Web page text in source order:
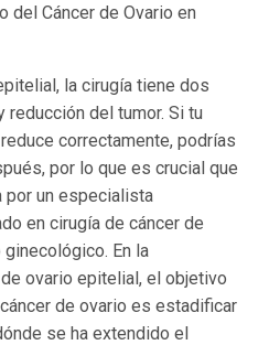
del Cáncer de Ovario en
la cirugía tiene dos
del tumor. Si tu
correctamente, podrías
por lo que es crucial que
por un especialista
en cirugía de cáncer de
En la
ovario epitelial, el objetivo
de ovario es estadificar
se ha extendido el